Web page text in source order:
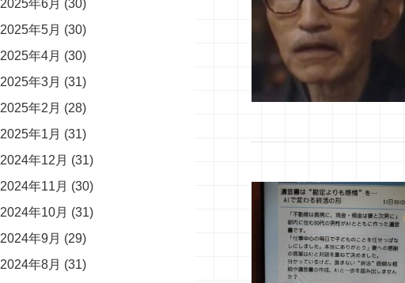
2025年6月 (30)
2025年5月 (30)
2025年4月 (30)
2025年3月 (31)
2025年2月 (28)
2025年1月 (31)
2024年12月 (31)
2024年11月 (30)
2024年10月 (31)
2024年9月 (29)
2024年8月 (31)